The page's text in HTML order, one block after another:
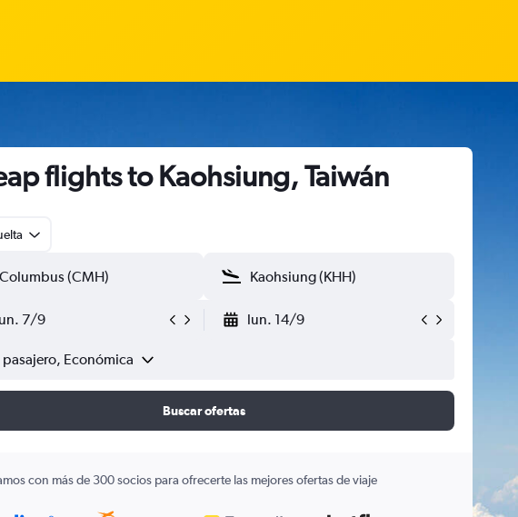
flights to Kaohsiung, Taiwán
7/9 lun. 14/9
pasajero, Económica
Buscar ofertas
con más de 300 socios para ofrecerte las mejores ofertas de viaje